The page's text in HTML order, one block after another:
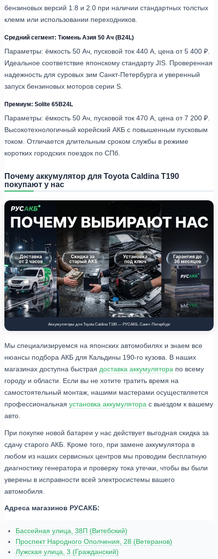
бензиновых версий 1.8 и 2.0 при наличии стандартных толстых
клемм или использовании переходников.
Средний сегмент: Тюмень Азия 50 Ач (B24L)
Параметры: ёмкость 50 Ач, пусковой ток 440 А, цена от 5 400 ₽.
Идеальное соответствие японскому стандарту JIS. Проверенная
надежность для суровых зим Санкт-Петербурга и уверенный
запуск бензиновых моторов серии S.
Премиум: Solite 65B24L
Параметры: ёмкость 50 Ач, пусковой ток 470 А, цена от 7 200 ₽.
Высокотехнологичный корейский АКБ с повышенным пусковым
током. Отличается длительным сроком службы в режиме
коротких городских поездок по СПб.
Почему аккумулятор для Toyota Caldina T190
покупают у нас
Аккумуляторы для Toyota Caldina T190 — РУСАКБ, Санкт-Петербург
Мы специализируемся на японских автомобилях и знаем все
нюансы подбора АКБ для Кальдины 190-го кузова. В наших
магазинах доступна быстрая доставка аккумулятора по всему
городу и области. Если вы не хотите тратить время на
самостоятельный монтаж, нашими мастерами осуществляется
профессиональная установка аккумулятора с выездом к вашему
авто.
При покупке новой батареи у нас действует выгодная скидка за
сдачу старого АКБ. Кроме того, при замене аккумулятора в
любом из наших сервисных центров мы проводим бесплатную
диагностику генератора и проверку тока утечки, чтобы вы были
уверены в исправности всей электросистемы вашего
автомобиля.
Адреса магазинов РУСАКБ:
Бассейная улица, 38П (Витебский)
Проспект Народного Ополчения, 28 (Ветеранов)
Лужская улица, 3 (Гражданский)